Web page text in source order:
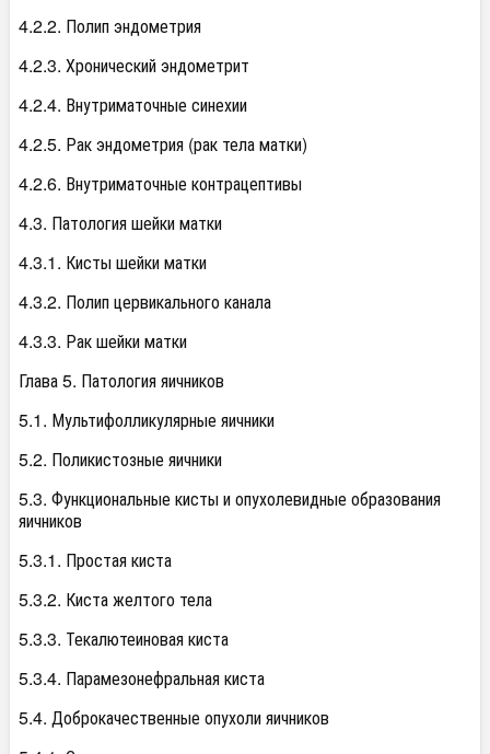
4.2.2. Полип эндометрия
4.2.3. Хронический эндометрит
4.2.4. Внутриматочные синехии
4.2.5. Рак эндометрия (рак тела матки)
4.2.6. Внутриматочные контрацептивы
4.3. Патология шейки матки
4.3.1. Кисты шейки матки
4.3.2. Полип цервикального канала
4.3.3. Рак шейки матки
Глава 5. Патология яичников
5.1. Мультифолликулярные яичники
5.2. Поликистозные яичники
5.3. Функциональные кисты и опухолевидные образования
яичников
5.3.1. Простая киста
5.3.2. Киста желтого тела
5.3.3. Текалютеиновая киста
5.3.4. Парамезонефральная киста
5.4. Доброкачественные опухоли яичников